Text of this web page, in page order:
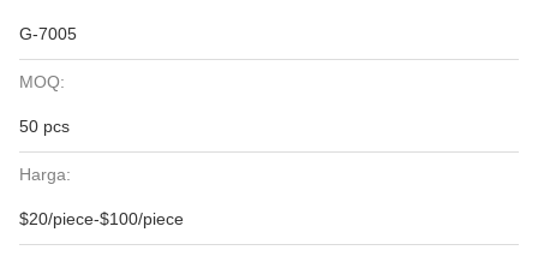
G-7005
MOQ:
50 pcs
Harga:
$20/piece-$100/piece